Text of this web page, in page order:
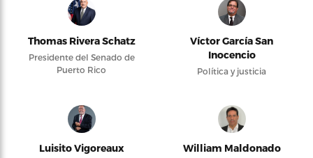
Thomas Rivera Schatz
Presidente del Senado de
Puerto Rico
Víctor García San
Inocencio
Política y justicia
Luisito Vigoreaux William Maldonado